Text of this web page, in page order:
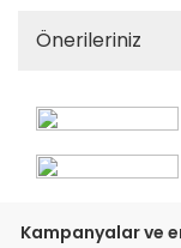
Önerileriniz
Kampanyalar ve